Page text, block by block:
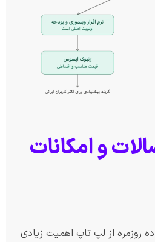
و امکانات
روزمره از لپ تاپ اهمیت زیادی